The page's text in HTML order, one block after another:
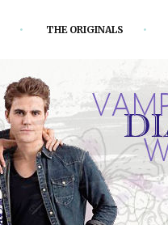
THE ORIGINALS